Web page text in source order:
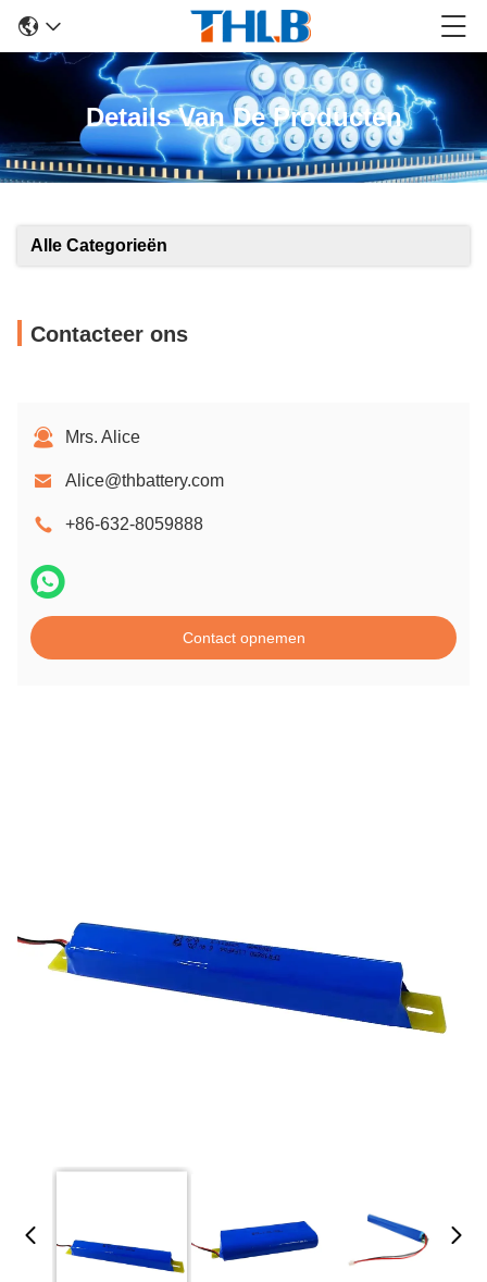
Details Van De Producten
Alle Categorieën
Contacteer ons
Mrs. Alice
Alice@thbattery.com
+86-632-8059888
Contact opnemen